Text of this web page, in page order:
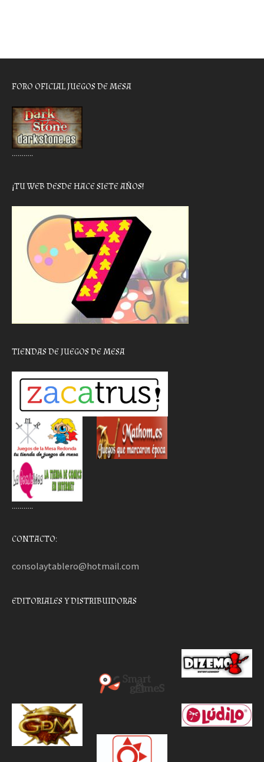
FORO OFICIAL JUEGOS DE MESA
………..
¡TU WEB DESDE HACE SIETE AÑOS!
TIENDAS DE JUEGOS DE MESA
………..
CONTACTO:
consolaytablero@hotmail.com
EDITORIALES Y DISTRIBUIDORAS